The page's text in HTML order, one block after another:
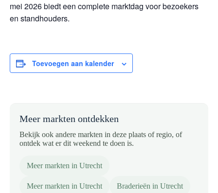
mei 2026 biedt een complete marktdag voor bezoekers
en standhouders.
Toevoegen aan kalender
Meer markten ontdekken
Bekijk ook andere markten in deze plaats of regio, of
ontdek wat er dit weekend te doen is.
Meer markten in Utrecht
Meer markten in Utrecht Braderieën in Utrecht